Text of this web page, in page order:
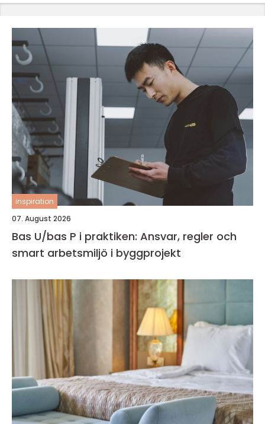
inspiration
07. August 2026
Bas U/bas P i praktiken: Ansvar, regler och
smart arbetsmiljö i byggprojekt